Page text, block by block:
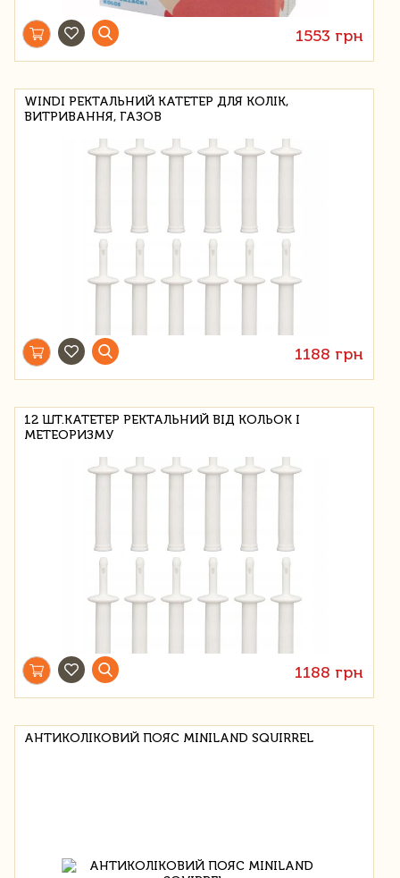
1553 грн
WINDI РЕКТАЛЬНИЙ КАТЕТЕР ДЛЯ КОЛІК,
ВИТРИВАННЯ, ГАЗОВ
1188 грн
12 ШТ.КАТЕТЕР РЕКТАЛЬНИЙ ВІД КОЛЬОК І
МЕТЕОРИЗМУ
1188 грн
АНТИКОЛІКОВИЙ ПОЯС MINILAND SQUIRREL